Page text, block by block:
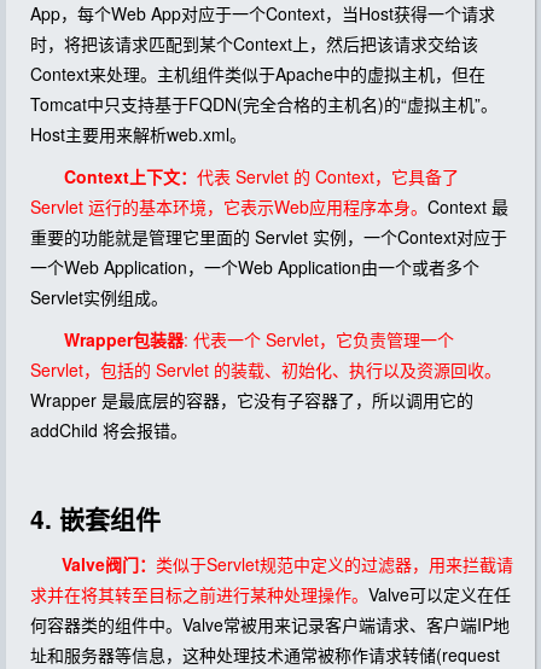
App，每个Web App对应于一个Context，当Host获得一个请求
时，将把该请求匹配到某个Context上，然后把该请求交给该
Context来处理。主机组件类似于Apache中的虚拟主机，但在
Tomcat中只支持基于FQDN(完全合格的主机名)的“虚拟主机”。
Host主要用来解析web.xml。
Context上下文： 代表 Servlet 的 Context，它具备了
Servlet 运行的基本环境，它表示Web应用程序本身。 Context 最
重要的功能就是管理它里面的 Servlet 实例，一个Context对应于
一个Web Application，一个Web Application由一个或者多个
Servlet实例组成。
Wrapper包装器: 代表一个 Servlet，它负责管理一个
Servlet，包括的 Servlet 的装载、初始化、执行以及资源回收。
Wrapper 是最底层的容器，它没有子容器了，所以调用它的
addChild 将会报错。
4. 嵌套组件
Valve阀门： 类似于Servlet规范中定义的过滤器，用来拦截请
求并在将其转至目标之前进行某种处理操作。 Valve可以定义在任
何容器类的组件中。Valve常被用来记录客户端请求、客户端IP地
址和服务器等信息，这种处理技术通常被称作请求转储(request